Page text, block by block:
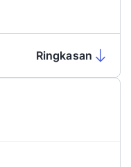
Ringkasan